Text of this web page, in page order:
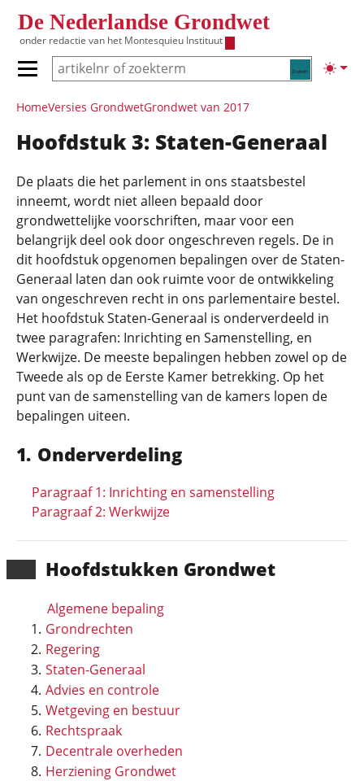
De Nederlandse Grondwet
onder redactie van het Montesquieu Instituut
Zoeken
Primair menu tonen/verbergen
Hoofdnavigatie
HomeVersies GrondwetGrondwet van 2017
Hoofd­stukken Grondwet
Algemene bepaling
Grondrechten
Regering
Staten-Generaal
Advies en controle
Wetgeving en bestuur
Rechtspraak
Decentrale overheden
Herziening Grondwet
Hoofdstuk 3: Staten-Generaal
De plaats die het parlement in ons staatsbestel
inneemt, wordt niet alleen bepaald door
grondwettelijke voorschriften, maar voor een
belangrijk deel ook door ongeschreven regels. De in
dit hoofdstuk opgenomen bepalingen over de Staten-
Generaal laten dan ook ruimte voor de ontwikkeling
van ongeschreven recht in ons parlementaire bestel.
Het hoofdstuk Staten-Generaal is onderverdeeld in
twee paragrafen: Inrichting en Samenstelling, en
Werkwijze. De meeste bepalingen hebben zowel op de
Tweede als op de Eerste Kamer betrekking. Op het
punt van de samenstelling van de kamers lopen de
bepalingen uiteen.
Onderverdeling
Paragraaf 1: Inrichting en samenstelling
Paragraaf 2: Werkwijze